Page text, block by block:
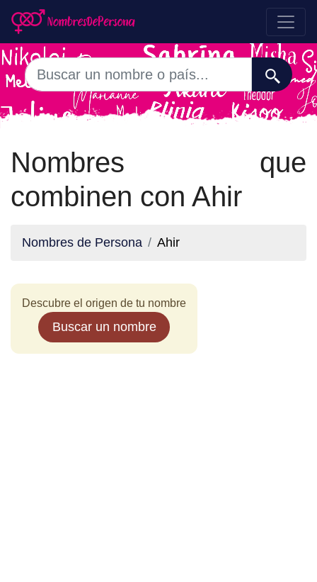
Nombres que
combinen con Ahir
Nombres de Persona Ahir
Descubre el origen de tu nombre
Buscar un nombre